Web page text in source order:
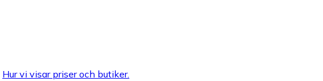
Hur vi visar priser och butiker.